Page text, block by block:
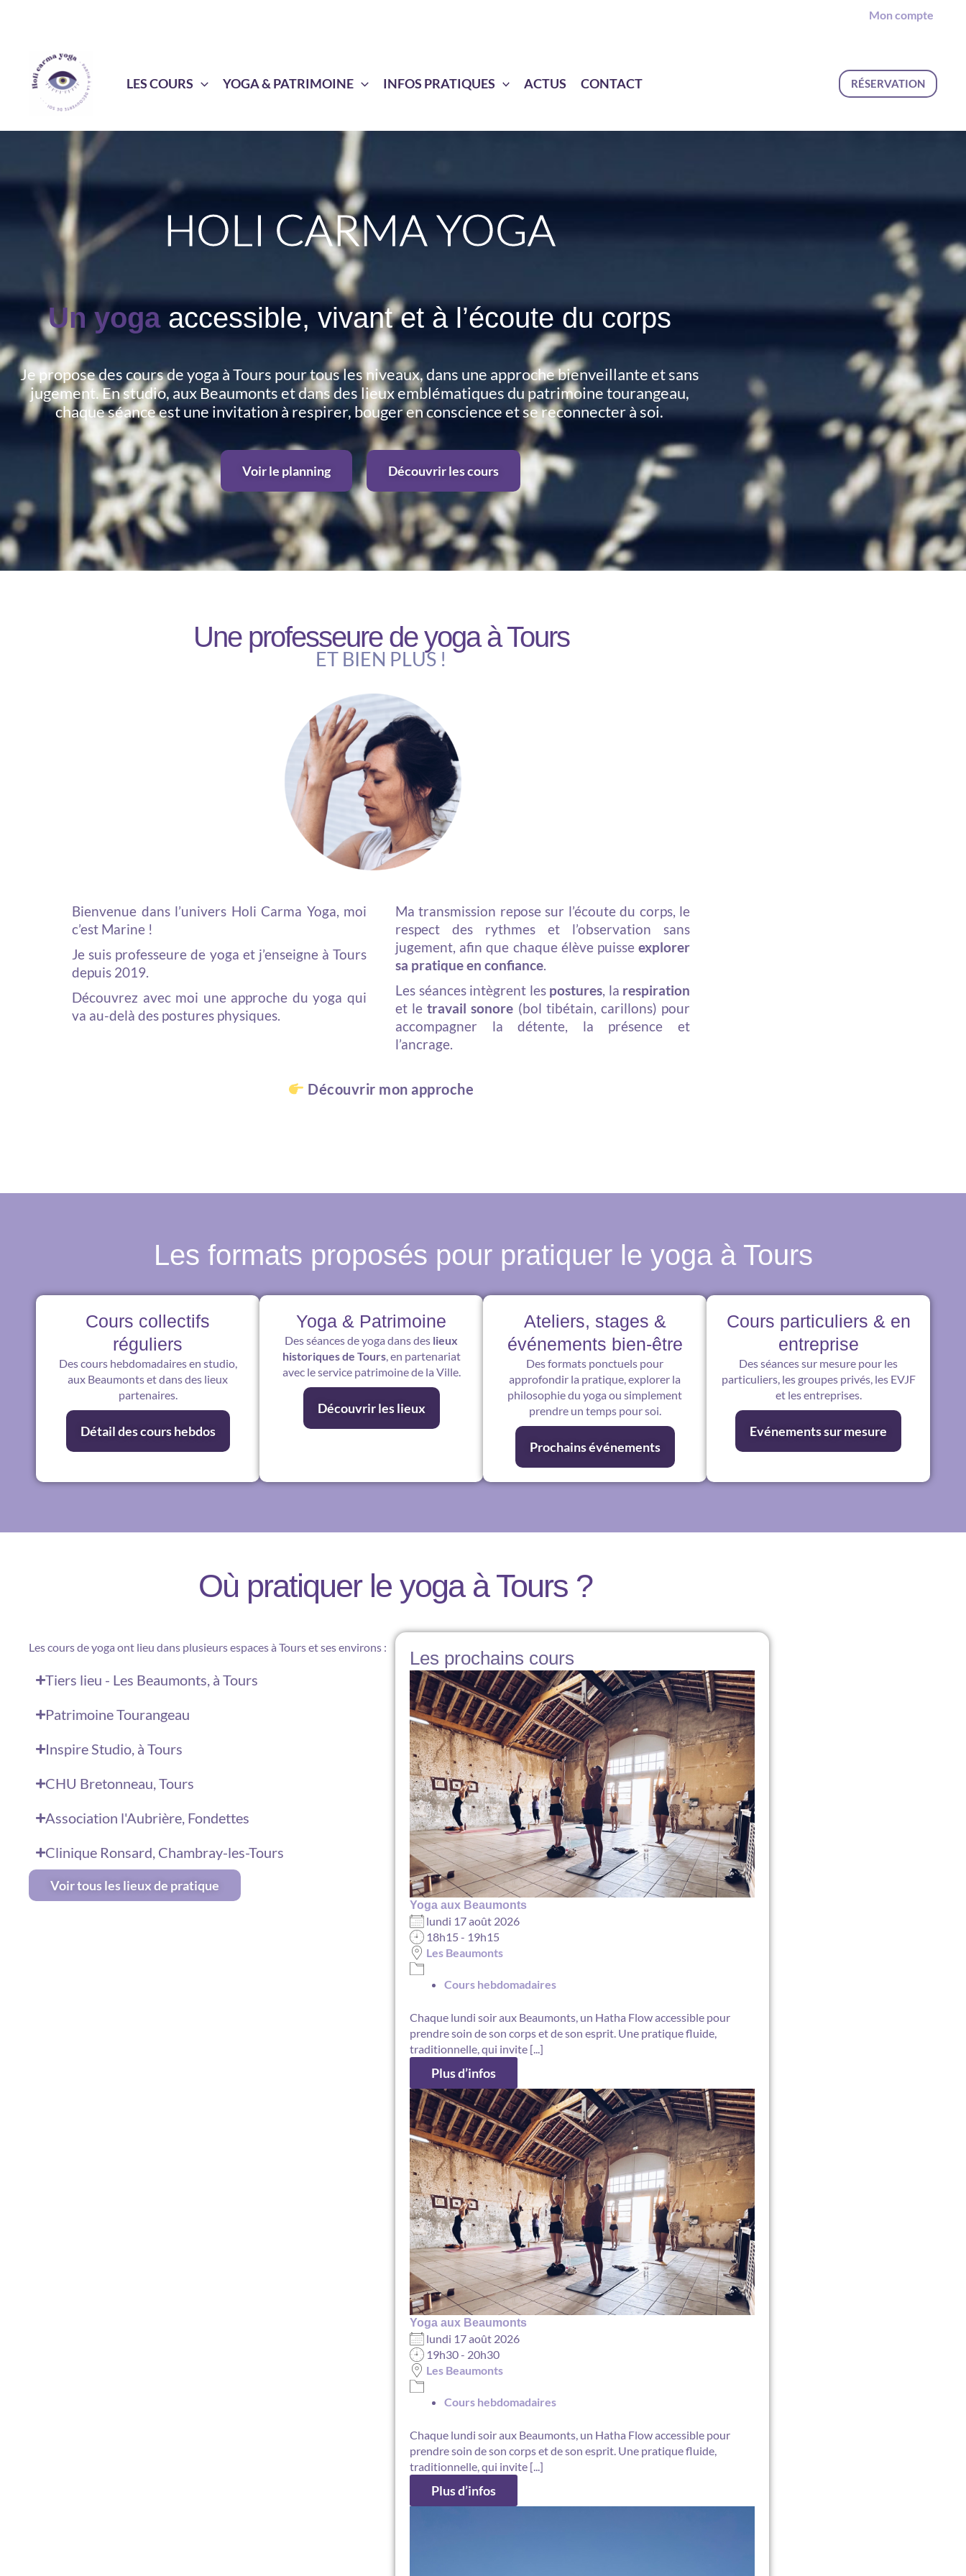
Mon compte
LES COURS YOGA & PATRIMOINE INFOS PRATIQUES ACTUS CONTACT RÉSERVATION
HOLI CARMA YOGA
Un yoga accessible, vivant et à l’écoute du corps
Je propose des cours de yoga à Tours pour tous les niveaux, dans une approche bienveillante et sans
jugement. En studio, aux Beaumonts et dans des lieux emblématiques du patrimoine tourangeau,
chaque séance est une invitation à respirer, bouger en conscience et se reconnecter à soi.
Voir le planning Découvrir les cours
Une professeure de yoga à Tours
ET BIEN PLUS !
Bienvenue dans l’univers Holi Carma Yoga, moi
c’est Marine !
Je suis professeure de yoga et j’enseigne à Tours
depuis 2019.
Découvrez avec moi une approche du yoga qui
va au-delà des postures physiques.
Ma transmission repose sur l’écoute du corps, le
respect des rythmes et l’observation sans
jugement, afin que chaque élève puisse explorer
sa pratique en confiance.
Les séances intègrent les postures, la respiration
et letravail sonore (bol tibétain, carillons) pour
accompagner la détente, la présence et
l’ancrage.
Découvrir mon approche
Les formats proposés pour pratiquer le yoga à Tours
Cours collectifs
réguliers
Des cours hebdomadaires en studio,
aux Beaumonts et dans des lieux
partenaires.
Détail des cours hebdos
Yoga & Patrimoine
Des séances de yoga dans des lieux
historiques de Tours, en partenariat
avec le service patrimoine de la Ville.
Découvrir les lieux
Ateliers, stages &
événements bien-être
Des formats ponctuels pour
approfondir la pratique, explorer la
philosophie du yoga ou simplement
prendre un temps pour soi.
Prochains événements
Cours particuliers & en
entreprise
Des séances sur mesure pour les
particuliers, les groupes privés, les EVJF
et les entreprises.
Evénements sur mesure
Où pratiquer le yoga à Tours ?
Les cours de yoga ont lieu dans plusieurs espaces à Tours et ses environs :
Tiers lieu - Les Beaumonts, à Tours
Patrimoine Tourangeau
Inspire Studio, à Tours
CHU Bretonneau, Tours
Association l'Aubrière, Fondettes
Clinique Ronsard, Chambray-les-Tours
Voir tous les lieux de pratique
Les prochains cours
Yoga aux Beaumonts
lundi 17 août 2026
18h15 - 19h15
Les Beaumonts
Cours hebdomadaires
Chaque lundi soir aux Beaumonts, un Hatha Flow accessible pour
prendre soin de son corps et de son esprit. Une pratique fluide,
traditionnelle, qui invite [...]
Plus d’infos
Yoga aux Beaumonts
lundi 17 août 2026
19h30 - 20h30
Les Beaumonts
Cours hebdomadaires
Chaque lundi soir aux Beaumonts, un Hatha Flow accessible pour
prendre soin de son corps et de son esprit. Une pratique fluide,
traditionnelle, qui invite [...]
Plus d’infos